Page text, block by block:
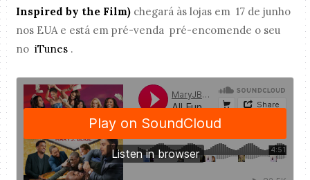
Inspired by the Film) chegará às lojas em 17 de junho
nos EUA e está em pré-venda pré-encomende o seu
no iTunes .